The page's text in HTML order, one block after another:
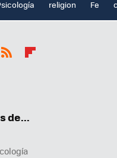
religion Fe
de...